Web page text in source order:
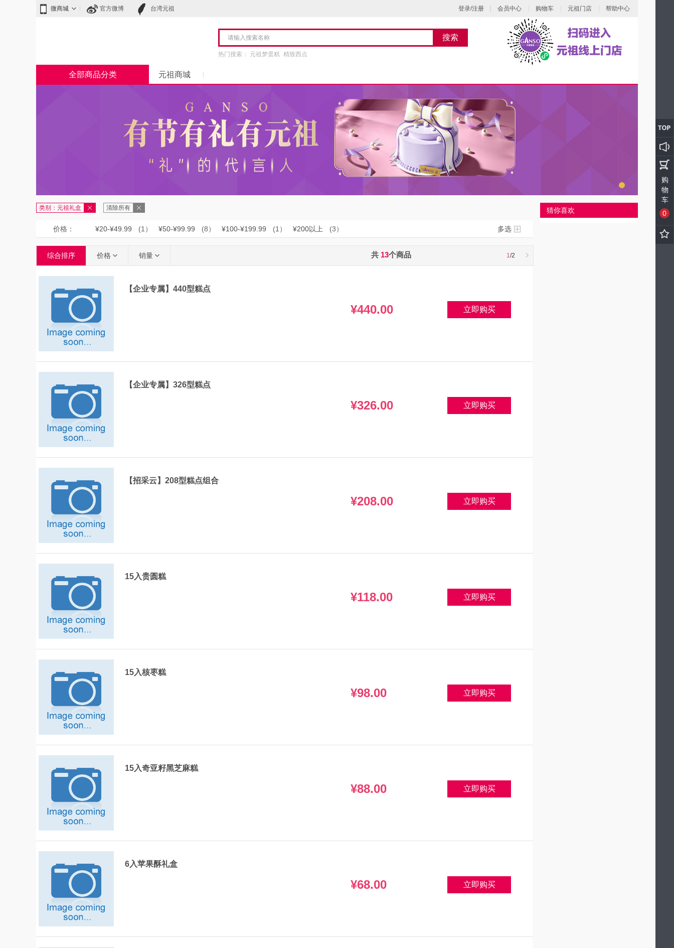
微商城 官方微博 台湾元祖 登录/注册 会员中心 购物车 元祖门店 帮助中心
搜索
热门搜索： 元祖梦蛋糕 精致西点
元祖商城
全部商品分类
类别：元祖礼盒 清除所有
价格： ¥20-¥49.99 (1） ¥50-¥99.99 (8） ¥100-¥199.99 (1） ¥200以上 (3） 多选
综合排序 价格 销量 共 13个商品 1/2 ›
【企业专属】440型糕点
¥440.00 立即购买
【企业专属】326型糕点
¥326.00 立即购买
【招采云】208型糕点组合
¥208.00 立即购买
15入贵圆糕
¥118.00 立即购买
15入核枣糕
¥98.00 立即购买
15入奇亚籽黑芝麻糕
¥88.00 立即购买
6入苹果酥礼盒
¥68.00 立即购买
猜你喜欢
购
物
车
0